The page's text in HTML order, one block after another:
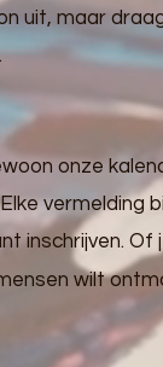
uit, maar
onze
inschrijven.
wilt